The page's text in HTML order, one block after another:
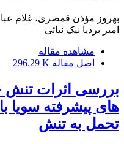
بهروز مؤذن قمصری، غلام
امیر بردیا نیک نیائی
مشاهده مقاله
اصل مقاله 296.29 K
بررسی اثرات تنش
های پیشرفته سویا
تحمل به تنش